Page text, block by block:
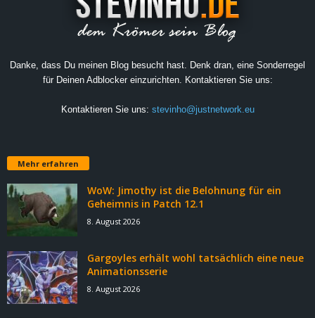
Danke, dass Du meinen Blog besucht hast. Denk dran, eine Sonderregel
für Deinen Adblocker einzurichten. Kontaktieren Sie uns:
Kontaktieren Sie uns: stevinho@justnetwork.eu
Mehr erfahren
WoW: Jimothy ist die Belohnung für ein
Geheimnis in Patch 12.1
8. August 2026
Gargoyles erhält wohl tatsächlich eine neue
Animationsserie
8. August 2026